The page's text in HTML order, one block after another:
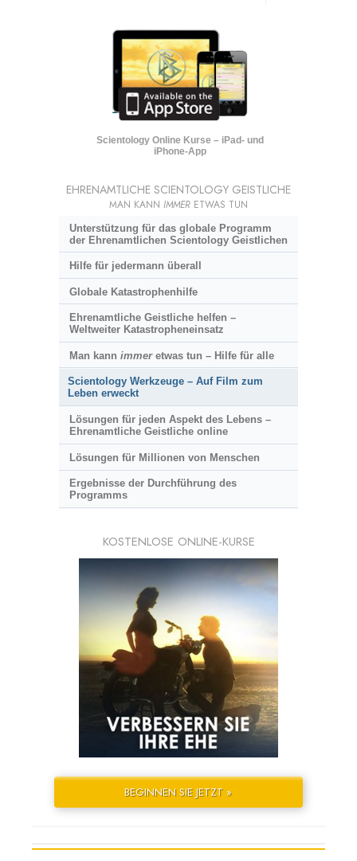
Scientology Online Kurse – iPad- und
iPhone-App
EHRENAMTLICHE SCIENTOLOGY GEISTLICHE
MAN KANN IMMER ETWAS TUN
Unterstützung für das globale Programm
der Ehrenamtlichen Scientology Geistlichen
Hilfe für jedermann überall
Globale Katastrophenhilfe
Ehrenamtliche Geistliche helfen –
Weltweiter Katastropheneinsatz
Man kann immeretwas tun – Hilfe für alle
Scientology Werkzeuge – Auf Film zum
Leben erweckt
Lösungen für jeden Aspekt des Lebens –
Ehrenamtliche Geistliche online
Lösungen für Millionen von Menschen
Ergebnisse der Durchführung des
Programms
KOSTENLOSE ONLINE-KURSE
BEGINNEN SIE JETZT »